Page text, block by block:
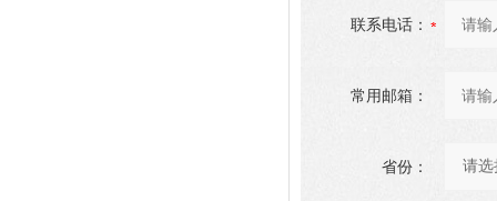
联系电话：
常用邮箱：
省份：